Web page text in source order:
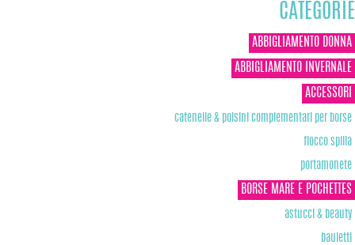
CATEGORIE
ABBIGLIAMENTO DONNA
ABBIGLIAMENTO INVERNALE
ACCESSORI
catenelle & polsini complementari per borse
fiocco spilla
portamonete
BORSE MARE E POCHETTES
astucci & beauty
bauletti